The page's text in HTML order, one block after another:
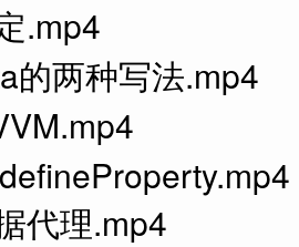
.mp4
的两种写法.mp4
代理.mp4